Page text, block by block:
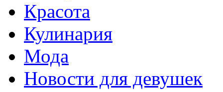
Красота
Кулинария
Мода
Новости для девушек